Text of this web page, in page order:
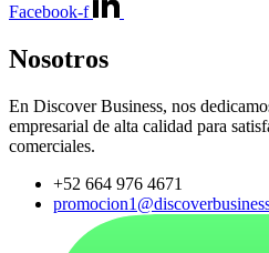
Facebook-f
Nosotros
En Discover Business, nos
empresarial de alta calidad para
comerciales.
+52 664 976 4671